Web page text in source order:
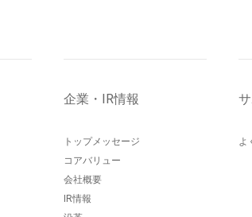
企業・IR情報
トップメッセージ
コアバリュー
会社概要
IR情報
よ